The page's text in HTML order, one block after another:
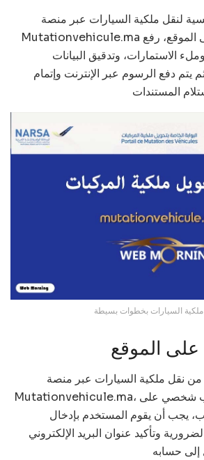
لنقل ملكية السيارات عبر منصة
Mutationvehicule.ma على إنشاء حساب على الموقع، رفع
الاستمارات، وتدقيق البيانات
يتم دفع الرسوم عبر الإنترنت وإتمام
المستندات
السيارات بخطوات بسيطة
الموقع
نقل ملكية السيارات عبر منصة
Mutationvehicule.ma، يحتاج إلى إنشاء حساب شخصي على
يجب أن يقوم المستخدم بإدخال
وتأكيد عنوان البريد الإلكتروني
إلى حسابه